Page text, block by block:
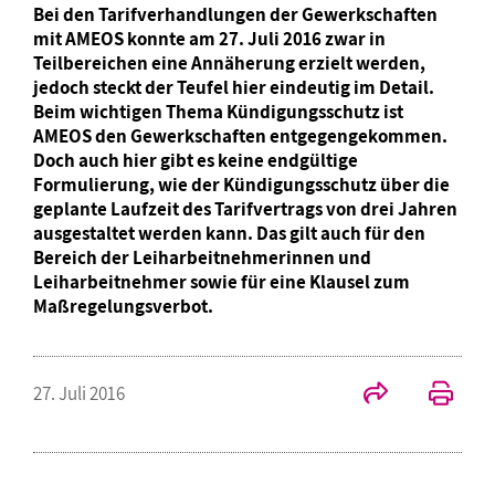
Bei den Tarifverhandlungen der Gewerkschaften
mit AMEOS konnte am 27. Juli 2016 zwar in
Teilbereichen eine Annäherung erzielt werden,
jedoch steckt der Teufel hier eindeutig im Detail.
Beim wichtigen Thema Kündigungsschutz ist
AMEOS den Gewerkschaften entgegengekommen.
Doch auch hier gibt es keine endgültige
Formulierung, wie der Kündigungsschutz über die
geplante Laufzeit des Tarifvertrags von drei Jahren
ausgestaltet werden kann. Das gilt auch für den
Bereich der Leiharbeitnehmerinnen und
Leiharbeitnehmer sowie für eine Klausel zum
Maßregelungsverbot.
27. Juli 2016